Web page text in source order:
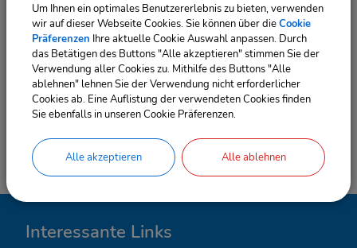
gez. Kieslich
Bürgermeister der Stadt Eisenberg/Thüringen
(52,24 KB)
Bekanntmachung Besetzung der Schiedsstelle
IInteressante Links
Um Ihnen ein optimales Benutzererlebnis zu bieten, verwenden
wir auf dieser Webseite Cookies. Sie können über dieCookie
Präferenzen Ihre aktuelle Cookie Auswahl anpassen. Durch
das Betätigen des Buttons "Alle akzeptieren" stimmen Sie der
Verwendung aller Cookies zu. Mithilfe des Buttons "Alle
ablehnen" lehnen Sie der Verwendung nicht erforderlicher
Cookies ab. Eine Auflistung der verwendeten Cookies finden
Sie ebenfalls in unseren Cookie Präferenzen.
Alle akzeptieren Alle ablehnen